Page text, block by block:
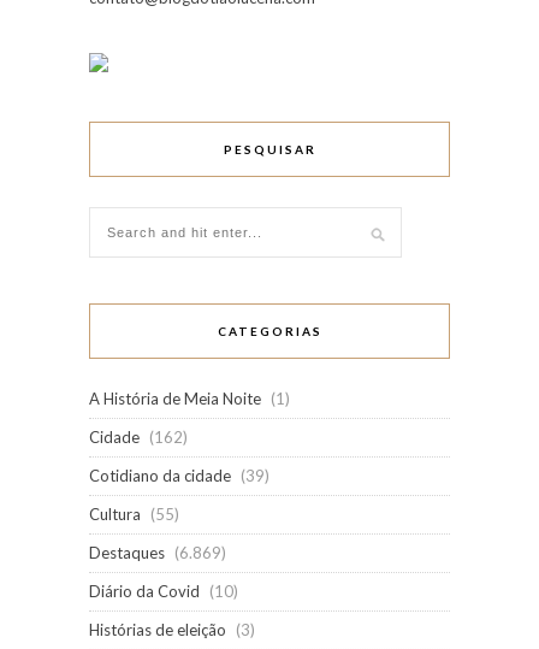
PESQUISAR
CATEGORIAS
A História de Meia Noite (1)
Cidade (162)
Cotidiano da cidade (39)
Cultura
(55)
Destaques (6.869)
Diário da Covid
(10)
Histórias de eleição
(3)